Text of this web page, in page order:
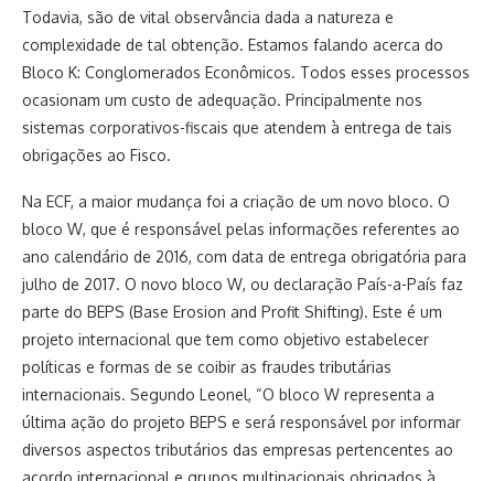
Todavia, são de vital observância dada a natureza e
complexidade de tal obtenção. Estamos falando acerca do
Bloco K: Conglomerados Econômicos. Todos esses processos
ocasionam um custo de adequação. Principalmente nos
sistemas corporativos-fiscais que atendem à entrega de tais
obrigações ao Fisco.
Na ECF, a maior mudança foi a criação de um novo bloco. O
bloco W, que é responsável pelas informações referentes ao
ano calendário de 2016, com data de entrega obrigatória para
julho de 2017. O novo bloco W, ou declaração País-a-País faz
parte do BEPS (Base Erosion and Profit Shifting). Este é um
projeto internacional que tem como objetivo estabelecer
políticas e formas de se coibir as fraudes tributárias
internacionais. Segundo Leonel, “O bloco W representa a
última ação do projeto BEPS e será responsável por informar
diversos aspectos tributários das empresas pertencentes ao
acordo internacional e grupos multinacionais obrigados à